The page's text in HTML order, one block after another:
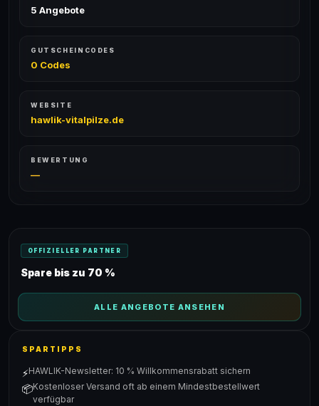
5 Angebote
GUTSCHEINCODES
0 Codes
WEBSITE
hawlik-vitalpilze.de
BEWERTUNG
—
OFFIZIELLER PARTNER
Spare bis zu 70 %
ALLE ANGEBOTE ANSEHEN
SPARTIPPS
⚡HAWLIK-Newsletter: 10 % Willkommensrabatt sichern
📦Kostenloser Versand oft ab einem Mindestbestellwert
verfügbar